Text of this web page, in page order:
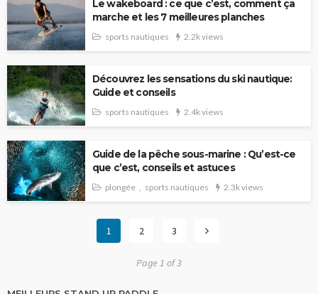
Le wakeboard : ce que c’est, comment ça
marche et les 7 meilleures planches
sports nautiques 2.2k views
Découvrez les sensations du ski nautique:
Guide et conseils
sports nautiques 2.4k views
Guide de la pêche sous-marine : Qu’est-ce
que c’est, conseils et astuces
plongée sports nautiques 2.3k views
1 2 3
Page 1 of 3